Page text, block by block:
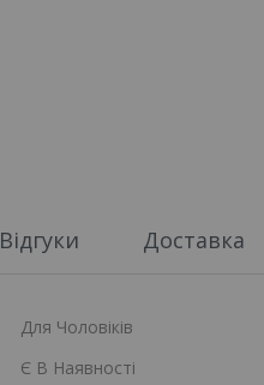
Для Чоловіків
Є В Наявності
Відгуки Доставка